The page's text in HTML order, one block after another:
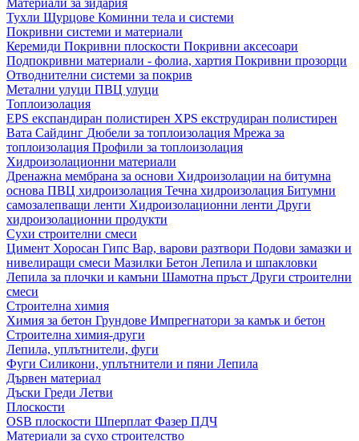
Материали за зидария
Тухли Щурцове Коминни тела и системи
Покривни системи и материали
Керемиди Покривни плоскости Покривни аксесоари
Подпокривни материали - фолиа, хартия Покривни прозорци
Отводнителни системи за покрив
Метални улуци ПВЦ улуци
Топлоизолация
EPS експандиран полистирен XPS екструдиран полистирен
Вата Сайдинг Дюбели за топлоизолация Мрежа за
топлоизолация Профили за топлоизолация
Хидроизолационни материали
Дренажна мембрана за основи Хидроизолации на битумна
основа ПВЦ хидроизолация Течна хидроизолация Битумни
самозалепващи ленти Хидроизолационни ленти Други
хидроизолационни продукти
Сухи строителни смеси
Цимент Хоросан Гипс Вар, варови разтвори Подови замазки и
нивелиращи смеси Мазилки Бетон Лепила и шпакловки
Лепила за плочки и камъни Шамотна пръст Други строителни
смеси
Строителна химия
Химия за бетон Грундове Импрегнатори за камък и бетон
Строителна химия-други
Лепила, уплътнители, фуги
Фуги Силикони, уплътнители и пяни Лепила
Дървен материал
Дъски Греди Летви
Плоскости
OSB плоскости Шперплат Фазер ПДЧ
Материали за сухо строителство